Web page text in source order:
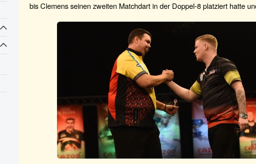
bis Clemens seinen zweiten Matchdart in der Doppel-8 platziert hatte